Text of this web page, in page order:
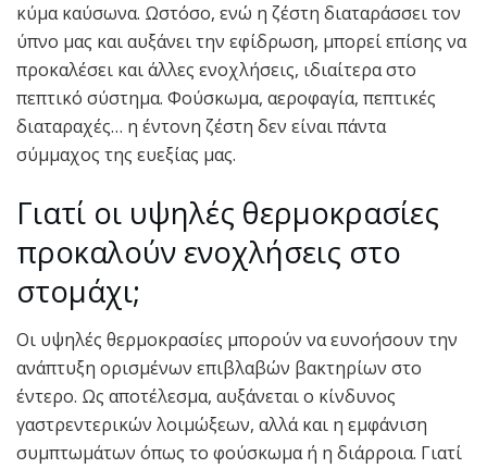
κύμα καύσωνα. Ωστόσο, ενώ η ζέστη διαταράσσει τον
ύπνο μας και αυξάνει την εφίδρωση, μπορεί επίσης να
προκαλέσει και άλλες ενοχλήσεις, ιδιαίτερα στο
πεπτικό σύστημα. Φούσκωμα, αεροφαγία, πεπτικές
διαταραχές… η έντονη ζέστη δεν είναι πάντα
σύμμαχος της ευεξίας μας.
Γιατί οι υψηλές θερμοκρασίες
προκαλούν ενοχλήσεις στο
στομάχι;
Οι υψηλές θερμοκρασίες μπορούν να ευνοήσουν την
ανάπτυξη ορισμένων επιβλαβών βακτηρίων στο
έντερο. Ως αποτέλεσμα, αυξάνεται ο κίνδυνος
γαστρεντερικών λοιμώξεων, αλλά και η εμφάνιση
συμπτωμάτων όπως το φούσκωμα ή η διάρροια. Γιατί